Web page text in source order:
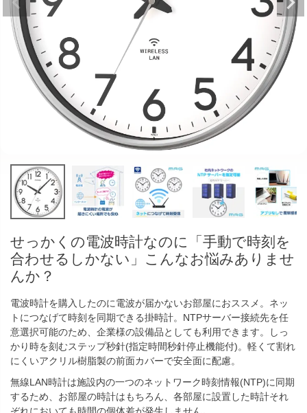
せっかくの電波時計なのに「手動で時刻を
合わせるしかない」こんなお悩みありませ
んか？
電波時計を購入したのに電波が届かないお部屋におススメ。ネッ
トにつなげて時刻を同期できる掛時計。NTPサーバー接続先を任
意選択可能のため、企業様の設備品としても利用できます。しっ
かり時を刻むステップ秒針(指定時間秒針停止機能付)。軽くて割れ
にくいアクリル樹脂製の前面カバーで安全面に配慮。
無線LAN時計は施設内の一つのネットワーク時刻情報(NTP)に同期
するため、お部屋の時計はもちろん、各部屋に設置した時計それ